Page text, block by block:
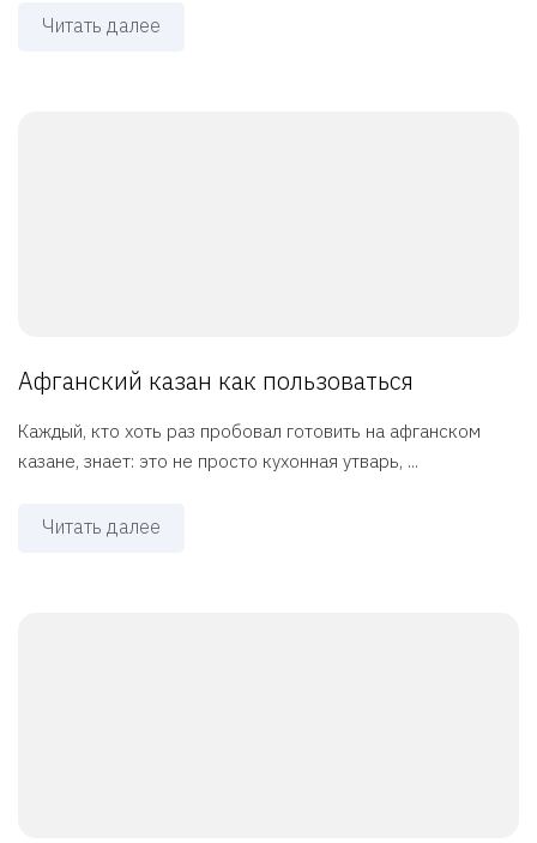
Читать далее
Афганский казан как пользоваться
Каждый, кто хоть раз пробовал готовить на афганском
казане, знает: это не просто кухонная утварь, ...
Читать далее